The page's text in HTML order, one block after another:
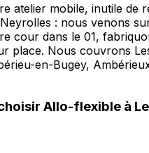
atelier mobile, inutile de
: nous venons
cour dans le 01,
place. Nous couvrons
en-Bugey,
Allo-flexible à